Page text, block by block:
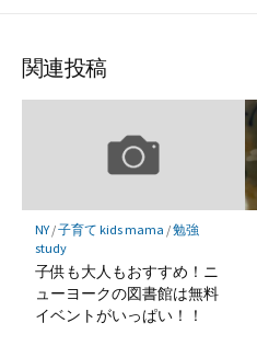
関連投稿
NY/子育て kids mama /勉強
study
子供も大人もおすすめ！ニ
ューヨークの図書館は無料
イベントがいっぱい！！